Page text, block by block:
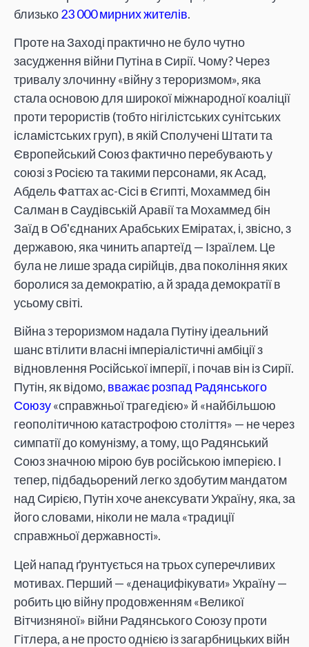
близько23 000 мирних жителів.
Проте на Заході практично не було чутно
засудження війни Путіна в Сирії. Чому? Через
тривалу злочинну «війну з тероризмом», яка
стала основою для широкої міжнародної коаліції
проти терористів (тобто нігілістських сунітських
ісламістських груп), в якій Сполучені Штати та
Європейський Союз фактично перебувають у
союзі з Росією та такими персонами, як Асад,
Абдель Фаттах ас-Сісі в Єгипті, Мохаммед бін
Салман в Саудівській Аравії та Мохаммед бін
Заїд в Об'єднаних Арабських Еміратах, і, звісно, з
державою, яка чинить апартеїд — Ізраїлем. Це
була не лише зрада сирійців, два покоління яких
боролися за демократію, а й зрада демократії в
усьому світі.
Війна з тероризмом надала Путіну ідеальний
шанс втілити власні імперіалістичні амбіції з
відновлення Російської імперії, і почав він із Сирії.
Путін, як відомо, вважає розпад Радянського
Союзу«справжньої трагедією» й «найбільшою
геополітичною катастрофою століття» — не через
симпатії до комунізму, а тому, що Радянський
Союз значною мірою був російською імперією. І
тепер, підбадьорений легко здобутим мандатом
над Сирією, Путін хоче анексувати Україну, яка, за
його словами, ніколи не мала «традиції
справжньої державності».
Цей напад ґрунтується на трьох суперечливих
мотивах. Перший — «денацифікувати» Україну —
робить цю війну продовженням «Великої
Вітчизняної» війни Радянського Союзу проти
Гітлера, а не просто однією із загарбницьких війн